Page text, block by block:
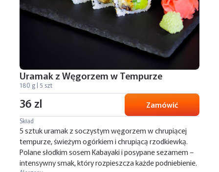
Uramak z Węgorzem w Tempurze
180 g | 5 szt
36 zl Zamówić
Skład
5 sztuk uramak z soczystym węgorzem w chrupiącej
tempurze, świeżym ogórkiem i chrupiącą rzodkiewką.
Polane słodkim sosem Kabayaki i posypane sezamem –
intensywny smak, który rozpieszcza każde podniebienie.